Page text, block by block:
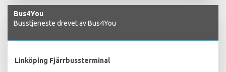
Bus4You
Busstjeneste drevet av Bus4You
Linköping Fjärrbussterminal